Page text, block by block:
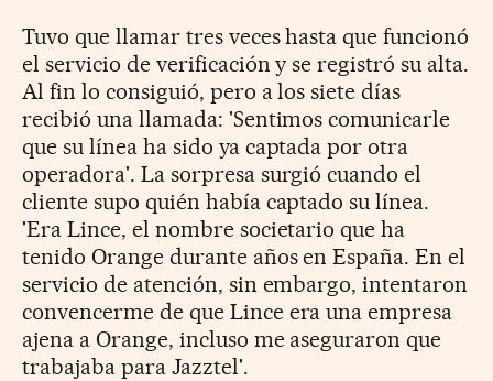
Tuvo que llamar tres veces hasta que funcionó
el servicio de verificación y se registró su alta.
Al fin lo consiguió, pero a los siete días
recibió una llamada: 'Sentimos comunicarle
que su línea ha sido ya captada por otra
operadora'. La sorpresa surgió cuando el
cliente supo quién había captado su línea.
'Era Lince, el nombre societario que ha
tenido Orange durante años en España. En el
servicio de atención, sin embargo, intentaron
convencerme de que Lince era una empresa
ajena a Orange, incluso me aseguraron que
trabajaba para Jazztel'.